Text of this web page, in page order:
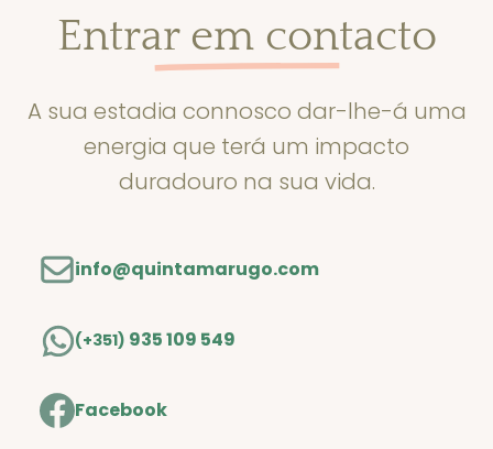
Entrar em contacto
A sua estadia connosco dar-lhe-á uma
energia que terá um impacto
duradouro na sua vida.
info@quintamarugo.com
(+351) 935 109 549
Facebook